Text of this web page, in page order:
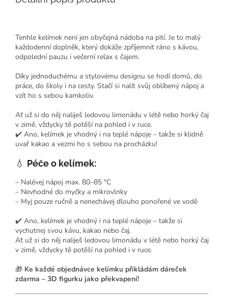
Tenhle kelímek není jen obyčejná nádoba na pití. Je to malý
každodenní doplněk, který dokáže zpříjemnit ráno s kávou,
odpolední pauzu i večerní relax s čajem.
Díky jednoduchému a stylovému designu se hodí domů, do
práce, do školy i na cesty. Stačí si nalít svůj oblíbený nápoj a
vzít ho s sebou kamkoliv.
Ať už si do něj naliješ ledovou limonádu v létě nebo horký čaj
v zimě, vždycky tě potěší na pohled i v ruce.
✔️ Ano, kelímek je vhodný i na teplé nápoje – takže si klidně
uvař kakao a vezmi ho s sebou na procházku!
💧 Péče o kelímek:
– Nalévej nápoj max. 80–85 °C
– Nevhodné do myčky a mikrovlnky
– Myj pouze ručně a nenechávej dlouho ponořené ve vodě
✔️ Ano, kelímek je vhodný i na teplé nápoje – takže si
vychutnej svou kávu, kakao nebo čaj.
Ať už si do něj naliješ ledovou limonádu v létě nebo horký čaj
v zimě, vždycky tě potěší na pohled i v ruce.
🎁 Ke každé objednávce kelímku přikládám dáreček
zdarma – 3D figurku jako překvapení!